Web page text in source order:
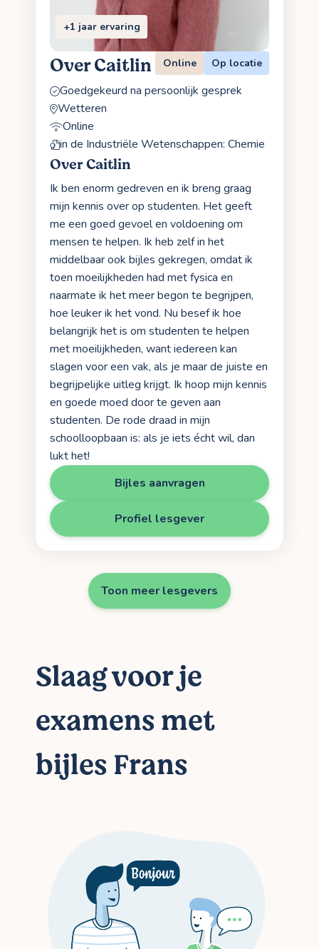
+1 jaar ervaring
Over Caitlin Online Op locatie
Goedgekeurd na persoonlijk gesprek
Wetteren
Online
in de Industriële Wetenschappen: Chemie
Over Caitlin
Ik ben enorm gedreven en ik breng graag
mijn kennis over op studenten. Het geeft
me een goed gevoel en voldoening om
mensen te helpen. Ik heb zelf in het
middelbaar ook bijles gekregen, omdat ik
toen moeilijkheden had met fysica en
naarmate ik het meer begon te begrijpen,
hoe leuker ik het vond. Nu besef ik hoe
belangrijk het is om studenten te helpen
met moeilijkheden, want iedereen kan
slagen voor een vak, als je maar de juiste en
begrijpelijke uitleg krijgt. Ik hoop mijn kennis
en goede moed door te geven aan
studenten. De rode draad in mijn
schoolloopbaan is: als je iets écht wil, dan
lukt het!
Bijles aanvragen
Profiel lesgever
Toon meer lesgevers
Slaag voor je
examens met
bijles Frans